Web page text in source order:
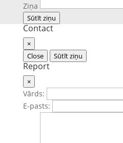
Ziņa
Sūtīt ziņu
Contact
×
Close
Sūtīt ziņu
Report
×
Vārds:
E-pasts: